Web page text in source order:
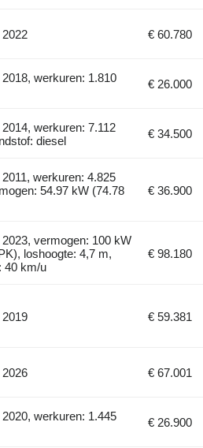
€ 60.780
werkuren: 1.810
€ 26.000
werkuren: 7.112
diesel
€ 34.500
werkuren: 4.825
54.97 kW (74.78
€ 36.900
2023, vermogen: 100 kW
loshoogte: 4,7 m,
40 km/u
€ 98.180
€ 59.381
€ 67.001
werkuren: 1.445
€ 26.900